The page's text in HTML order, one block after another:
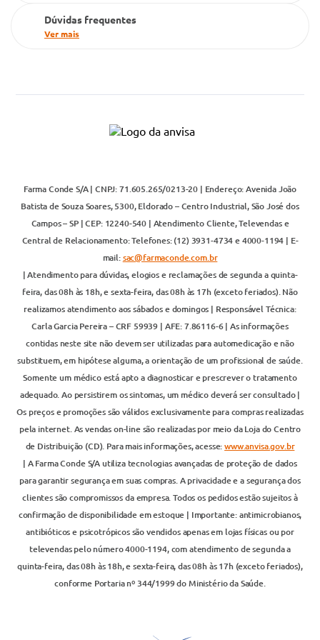
Dúvidas frequentes
Ver mais
Farma Conde S/A | CNPJ: 71.605.265/0213-20 | Endereço: Avenida João
Batista de Souza Soares, 5300, Eldorado – Centro Industrial, São José dos
Campos – SP | CEP: 12240-540 | Atendimento Cliente, Televendas e
Central de Relacionamento: Telefones: (12) 3931-4734 e 4000-1194 | E-
mail:sac@farmaconde.com.br
| Atendimento para dúvidas, elogios e reclamações de segunda a quinta-
feira, das 08h às 18h, e sexta-feira, das 08h às 17h (exceto feriados). Não
realizamos atendimento aos sábados e domingos | Responsável Técnica:
Carla Garcia Pereira – CRF 59939 | AFE: 7.86116-6 | As informações
contidas neste site não devem ser utilizadas para automedicação e não
substituem, em hipótese alguma, a orientação de um profissional de saúde.
Somente um médico está apto a diagnosticar e prescrever o tratamento
adequado. Ao persistirem os sintomas, um médico deverá ser consultado |
Os preços e promoções são válidos exclusivamente para compras realizadas
pela internet. As vendas on-line são realizadas por meio da Loja do Centro
de Distribuição (CD). Para mais informações, acesse:www.anvisa.gov.br
| A Farma Conde S/A utiliza tecnologias avançadas de proteção de dados
para garantir segurança em suas compras. A privacidade e a segurança dos
clientes são compromissos da empresa. Todos os pedidos estão sujeitos à
confirmação de disponibilidade em estoque | Importante: antimicrobianos,
antibióticos e psicotrópicos são vendidos apenas em lojas físicas ou por
televendas pelo número 4000-1194, com atendimento de segunda a
quinta-feira, das 08h às 18h, e sexta-feira, das 08h às 17h (exceto feriados),
conforme Portaria nº 344/1999 do Ministério da Saúde.